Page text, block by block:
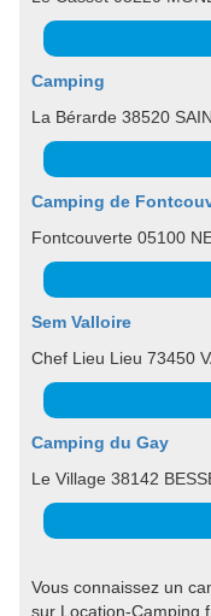
Camping
La Bérarde 38520
Camping de
Fontcouverte 05100
Sem Valloire
Chef Lieu Lieu 73450
Camping du Gay
Le Village 38142
Vous connaissez un
sur Location-